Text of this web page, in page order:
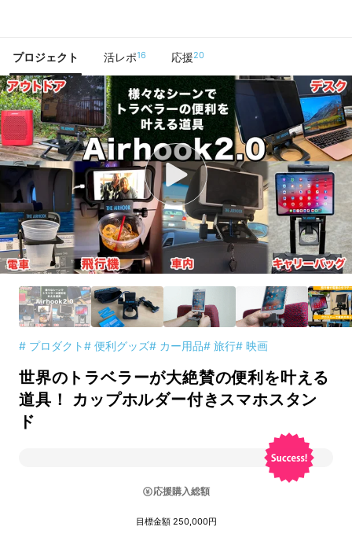
プロジェクト 活レポ16 応援20
# プロダクト# 便利グッズ# カー用品# 旅行# 映画
世界のトラベラーが大絶賛の便利を叶える
道具！ カップホルダー付きスマホスタン
ド
応援購入総額
目標金額 250,000円